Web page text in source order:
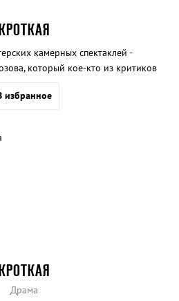
камерных спектаклей -
который кое-кто из критиков
избранное
Драма